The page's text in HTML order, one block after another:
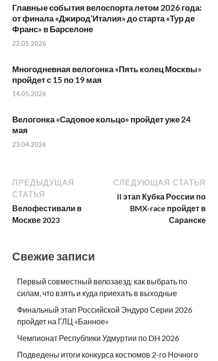
Главные события велоспорта летом 2026 года:
от финала «Джирод’Италия» до старта «Тур де
Франс» в Барселоне
22.05.2026
Многодневная велогонка «Пять колец Москвы»
пройдет с 15 по 19 мая
14.05.2026
Велогонка «Садовое кольцо» пройдет уже 24
мая
23.04.2026
ПРЕДЫДУЩАЯ
СТАТЬЯ
Велофестивали в
Москве 2023
СЛЕДУЮЩАЯ СТАТЬЯ
II этап Кубка России по
BMX-race пройдет в
Саранске
Свежие записи
Первый совместный велозаезд: как выбрать по
силам, что взять и куда приехать в выходные
Финальный этап Российской Эндуро Серии 2026
пройдет на ГЛЦ «Банное»
Чемпионат Республики Удмуртии по DH 2026
Подведены итоги конкурса костюмов 2-го Ночного